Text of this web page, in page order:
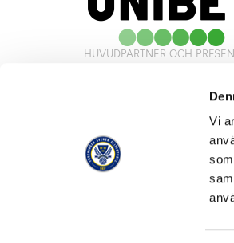
Vi
HUVUDPARTNER OCH
OFFICIELL LEVERANTÖR